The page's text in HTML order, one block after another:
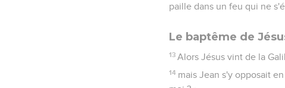
paille dans un feu qui ne
Le baptême de
13 Alors Jésus vint de la
14 mais Jean s'y opposait